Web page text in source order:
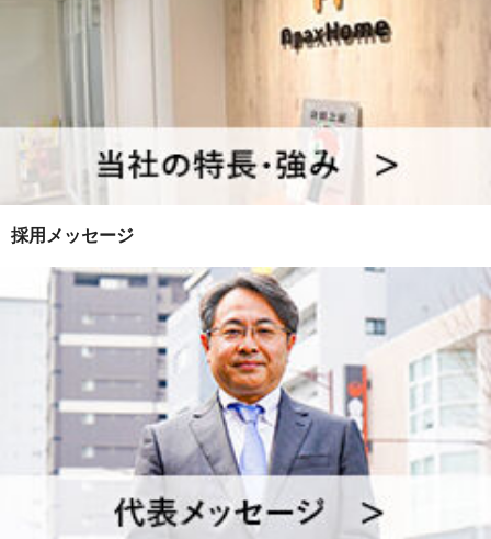
採用メッセージ